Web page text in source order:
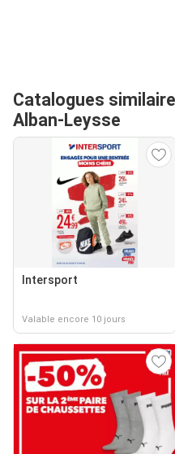
Catalogues
Alban-Leysse
Intersport
Valable encore 10 jours